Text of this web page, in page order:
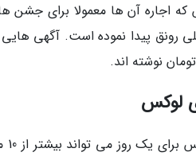
اجاره آن ها معمولا برای جشن
رونق پیدا نموده است. آگهی هایی
لوکس